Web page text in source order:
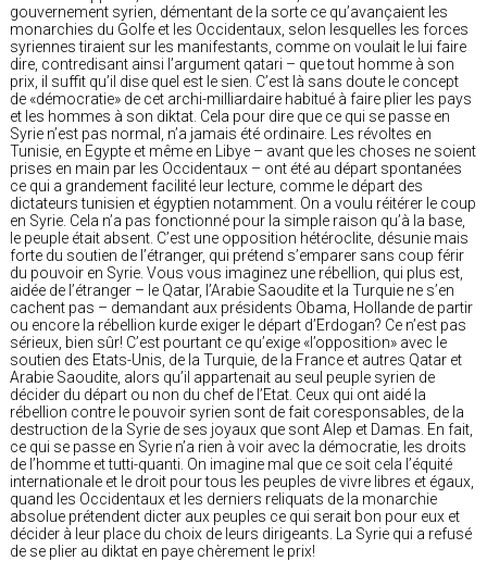
gouvernement syrien, démentant de la sorte ce qu’avançaient les
monarchies du Golfe et les Occidentaux, selon lesquelles les forces
syriennes tiraient sur les manifestants, comme on voulait le lui faire
dire, contredisant ainsi l’argument qatari – que tout homme à son
prix, il suffit qu’il dise quel est le sien. C’est là sans doute le concept
de «démocratie» de cet archi-milliardaire habitué à faire plier les pays
et les hommes à son diktat. Cela pour dire que ce qui se passe en
Syrie n’est pas normal, n’a jamais été ordinaire. Les révoltes en
Tunisie, en Egypte et même en Libye – avant que les choses ne soient
prises en main par les Occidentaux – ont été au départ spontanées
ce qui a grandement facilité leur lecture, comme le départ des
dictateurs tunisien et égyptien notamment. On a voulu réitérer le coup
en Syrie. Cela n’a pas fonctionné pour la simple raison qu’à la base,
le peuple était absent. C’est une opposition hétéroclite, désunie mais
forte du soutien de l’étranger, qui prétend s’emparer sans coup férir
du pouvoir en Syrie. Vous vous imaginez une rébellion, qui plus est,
aidée de l’étranger – le Qatar, l’Arabie Saoudite et la Turquie ne s’en
cachent pas – demandant aux présidents Obama, Hollande de partir
ou encore la rébellion kurde exiger le départ d’Erdogan? Ce n’est pas
sérieux, bien sûr! C’est pourtant ce qu’exige «l’opposition» avec le
soutien des Etats-Unis, de la Turquie, de la France et autres Qatar et
Arabie Saoudite, alors qu’il appartenait au seul peuple syrien de
décider du départ ou non du chef de l’Etat. Ceux qui ont aidé la
rébellion contre le pouvoir syrien sont de fait coresponsables, de la
destruction de la Syrie de ses joyaux que sont Alep et Damas. En fait,
ce qui se passe en Syrie n’a rien à voir avec la démocratie, les droits
de l’homme et tutti-quanti. On imagine mal que ce soit cela l’équité
internationale et le droit pour tous les peuples de vivre libres et égaux,
quand les Occidentaux et les derniers reliquats de la monarchie
absolue prétendent dicter aux peuples ce qui serait bon pour eux et
décider à leur place du choix de leurs dirigeants. La Syrie qui a refusé
de se plier au diktat en paye chèrement le prix!